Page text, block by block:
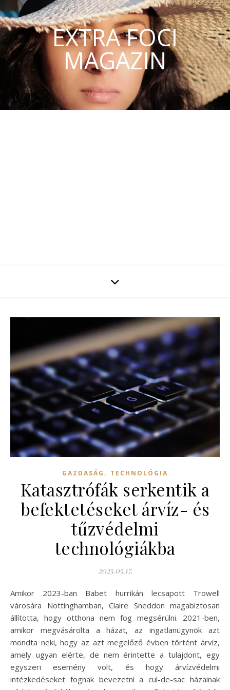
EXTRA FOCI
MAGAZIN
GAZDASÁG , TECHNOLÓGIA
Katasztrófák serkentik a
befektetéseket árvíz- és
tűzvédelmi
technológiákba
2025.05.17.
Amikor 2023-ban Babet hurrikán lecsapott Trowell
városára Nottinghamban, Claire Sneddon magabiztosan
állította, hogy otthona nem fog megsérülni. 2021-ben,
amikor megvásárolta a házat, az ingatlanügynök azt
mondta neki, hogy az azt megelőző évben történt árvíz,
amely ugyan elérte, de nem érintette a tulajdont, egy
egyszeri esemény volt, és hogy árvízvédelmi
intézkedéseket fognak bevezetni a cul-de-sac házainak